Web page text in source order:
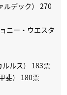
ルデック） 270
ニー・ウエスタ
ルルス） 183票
斐） 180票